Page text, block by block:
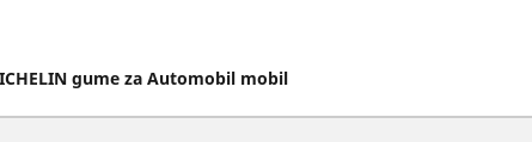
gume za Automobil mobil